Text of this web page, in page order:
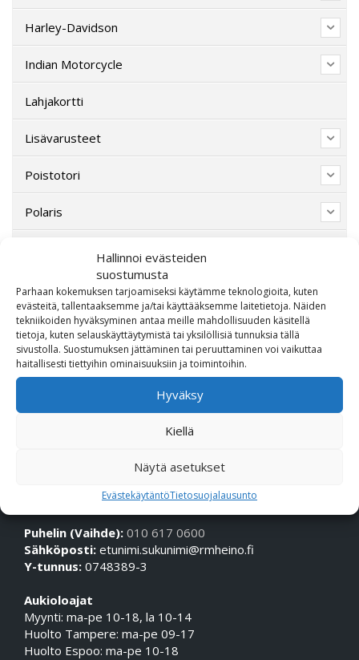
Hallinnoi evästeiden
suostumusta
Parhaan kokemuksen tarjoamiseksi käytämme teknologioita, kuten
evästeitä, tallentaaksemme ja/tai käyttääksemme laitetietoja. Näiden
tekniikoiden hyväksyminen antaa meille mahdollisuuden käsitellä
tietoja, kuten selauskäyttäytymistä tai yksilöllisiä tunnuksia tällä
sivustolla. Suostumuksen jättäminen tai peruuttaminen voi vaikuttaa
haitallisesti tiettyihin ominaisuuksiin ja toimintoihin.
Hyväksy
Kiellä
Näytä asetukset
EvästekäytäntöTietosuojalausunto
Harley-Davidson
Indian Motorcycle
Lahjakortti
Lisävarusteet
Poistotori
Polaris
SW-Motech
Varaosat/Sekalaiset
OTA MEIHIN YHTEYTTÄ!
Puhelin (Vaihde): 010 617 0600
Sähköposti: etunimi.sukunimi@rmheino.fi
Y-tunnus: 0748389-3
Aukioloajat
Myynti: ma-pe 10-18, la 10-14
Huolto Tampere: ma-pe 09-17
Huolto Espoo: ma-pe 10-18